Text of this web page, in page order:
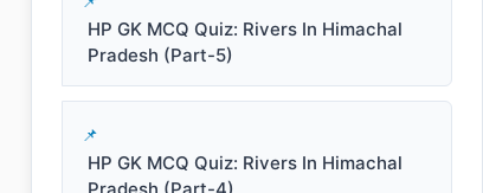
HP GK MCQ Quiz: Rivers In Himachal
Pradesh (Part-5)
HP GK MCQ Quiz: Rivers In Himachal